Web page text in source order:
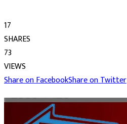
17
SHARES
73
VIEWS
Share on FacebookShare on Twitter